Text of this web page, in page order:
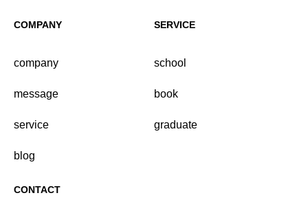
COMPANY
company
message
service
blog
SERVICE
school
book
graduate
CONTACT